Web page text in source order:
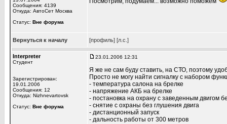
Сообщения: 4139
Откуда: АвтоСет Москва
Статус: Вне форума
Вернуться к началу [профиль] [л.с.]
Interpreter
Студент
Зарегистрирован:
19.01.2006
Сообщения: 12
Откуда: Nizhnevartovsk
Статус: Вне форума
23.01.2006 12:31
Я же не сам буду ставить, на СТО, поэтому
Просто не могу найти сигналку с набором
- температура салона на брелке
- напряжение АКБ на брелке
- постановка на охрану с заведенным двигом
- снятие с охраны без глушения двига
- дистанционный запуск
- дальность работы от 300 метров